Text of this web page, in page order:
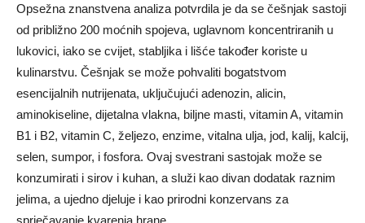
Opsežna znanstvena analiza potvrdila je da se češnjak sastoji
od približno 200 moćnih spojeva, uglavnom koncentriranih u
lukovici, iako se cvijet, stabljika i lišće također koriste u
kulinarstvu. Češnjak se može pohvaliti bogatstvom
esencijalnih nutrijenata, uključujući adenozin, alicin,
aminokiseline, dijetalna vlakna, biljne masti, vitamin A, vitamin
B1 i B2, vitamin C, željezo, enzime, vitalna ulja, jod, kalij, kalcij,
selen, sumpor, i fosfora. Ovaj svestrani sastojak može se
konzumirati i sirov i kuhan, a služi kao divan dodatak raznim
jelima, a ujedno djeluje i kao prirodni konzervans za
sprječavanje kvarenja hrane.